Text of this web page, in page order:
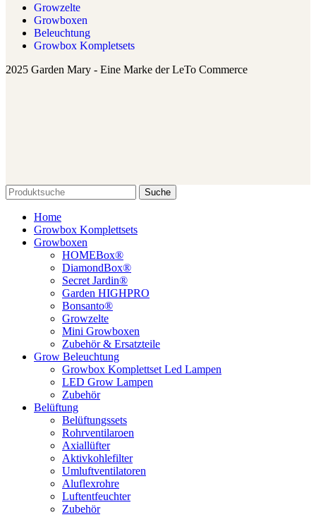
Growzelte
Growboxen
Beleuchtung
Growbox Kompletsets
2025 Garden Mary - Eine Marke der LeTo Commerce
Suche
Home
Growbox Komplettsets
Growboxen
HOMEBox®
DiamondBox®
Secret Jardin®
Garden HIGHPRO
Bonsanto®
Growzelte
Mini Growboxen
Zubehör & Ersatzteile
Grow Beleuchtung
Growbox Komplettset Led Lampen
LED Grow Lampen
Zubehör
Belüftung
Belüftungssets
Rohrventilaroen
Axiallüfter
Aktivkohlefilter
Umluftventilatoren
Aluflexrohre
Luftentfeuchter
Zubehör